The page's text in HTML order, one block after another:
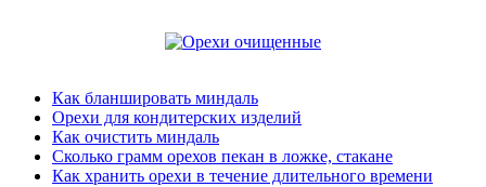
Как бланшировать миндаль
Орехи для кондитерских изделий
Как очистить миндаль
Сколько грамм орехов пекан в ложке, стакане
Как хранить орехи в течение длительного времени